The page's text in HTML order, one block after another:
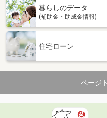
暮らしのデータ
(補助金・助成金情報)
住宅ローン
ページ